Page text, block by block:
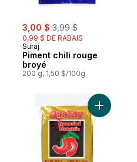
sale:
3,00 $ , formerly:
3,99 $
0,99 $ DE RABAIS
Suraj
Piment chili rouge
broyé
200 g, 1,50 $/100g
Oignons frits croustillants auAjouter